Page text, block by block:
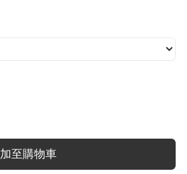
加至購物車